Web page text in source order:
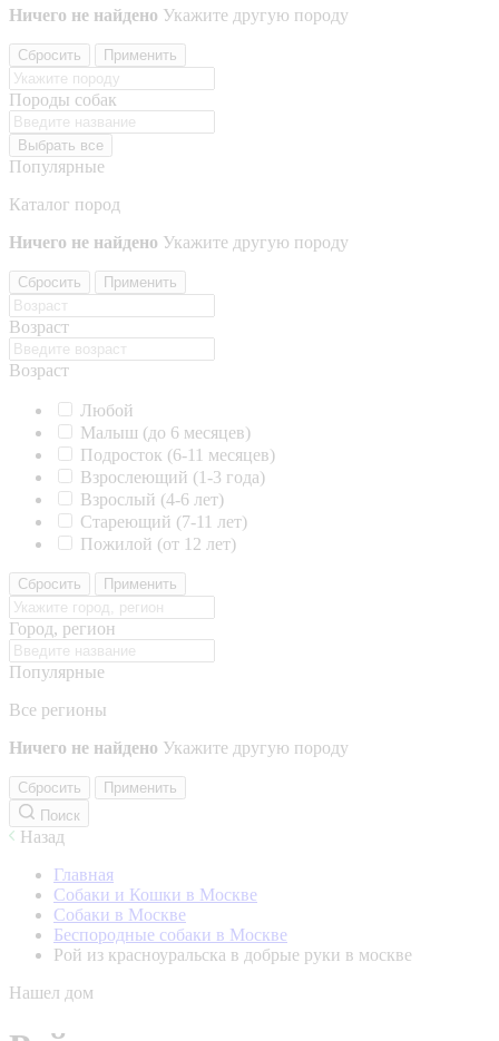
Ничего не найдено Укажите другую породу
Сбросить Применить
Породы собак
Выбрать все
Популярные
Каталог пород
Ничего не найдено Укажите другую породу
Сбросить Применить
Возраст
Возраст
Любой
Малыш (до 6 месяцев)
Подросток (6-11 месяцев)
Взрослеющий (1-3 года)
Взрослый (4-6 лет)
Стареющий (7-11 лет)
Пожилой (от 12 лет)
Сбросить Применить
Город, регион
Популярные
Все регионы
Ничего не найдено Укажите другую породу
Сбросить
Применить
Поиск
Назад
Главная
Собаки и Кошки в Москве
Собаки в Москве
Беспородные собаки в Москве
Рой из красноуральска в добрые руки в москве
Нашел дом